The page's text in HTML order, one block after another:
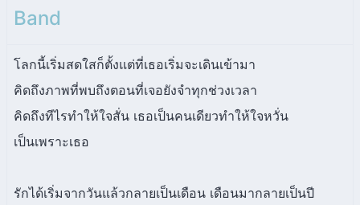
Band
โลกนี้เริ่มสดใสก็ตั้งแต่ที่เธอเริ่มจะเดินเข้ามา
คิดถึงภาพที่พบถึงตอนที่เจอยังจำทุกช่วงเวลา
คิดถึงทีไรทำให้ใจสั่น เธอเป็นคนเดียวทำให้ใจหวั่น
เป็นเพราะเธอ
รักได้เริ่มจากวันแล้วกลายเป็นเดือน เดือนมากลายเป็นปี